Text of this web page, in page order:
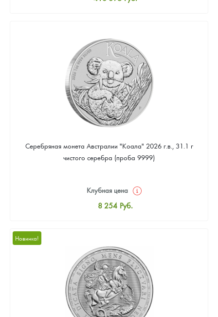
Цена выкупа
385 863 Руб.
Серебряная монета Австралии "Коала" 2026 г.в., 31.1 г
чистого серебра (проба 9999)
Клубная цена
8 254 Руб.
Цена выкупа
Звоните
Новинка!